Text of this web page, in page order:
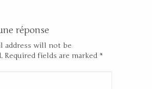
réponse
address will not be
Required fields are marked *